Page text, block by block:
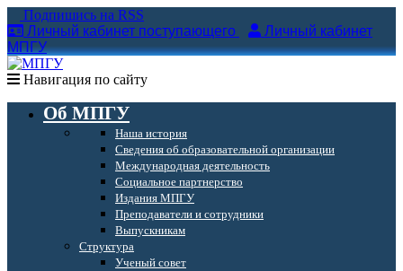
Подпишись на RSS
Личный кабинет поступающего
Личный кабинет
МПГУ
Навигация по сайту
Об МПГУ
Наша история
Сведения об образовательной организации
Международная деятельность
Социальное партнерство
Издания МПГУ
Преподаватели и сотрудники
Выпускникам
Структура
Ученый совет